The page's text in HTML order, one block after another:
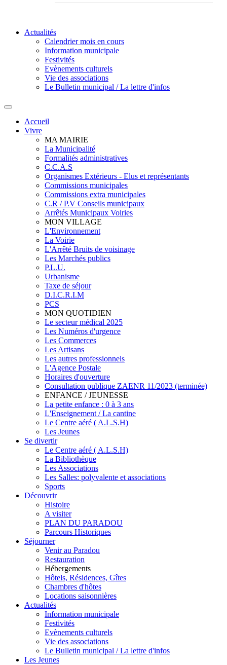
Actualités
Calendrier mois en cours
Information municipale
Festivités
Evènements culturels
Vie des associations
Le Bulletin municipal / La lettre d'infos
Accueil
Vivre
MA MAIRIE
La Municipalité
Formalités administratives
C.C.A.S
Organismes Extérieurs - Elus et représentants
Commissions municipales
Commissions extra municipales
C.R / P.V Conseils municipaux
Arrêtés Municipaux Voiries
MON VILLAGE
L'Environnement
La Voirie
L'Arrêté Bruits de voisinage
Les Marchés publics
P.L.U.
Urbanisme
Taxe de séjour
D.I.C.R.I.M
PCS
MON QUOTIDIEN
Le secteur médical 2025
Les Numéros d'urgence
Les Commerces
Les Artisans
Les autres professionnels
L'Agence Postale
Horaires d'ouverture
Consultation publique ZAENR 11/2023 (terminée)
ENFANCE / JEUNESSE
La petite enfance : 0 à 3 ans
L'Enseignement / La cantine
Le Centre aéré ( A.L.S.H)
Les Jeunes
Se divertir
Le Centre aéré ( A.L.S.H)
La Bibliothèque
Les Associations
Les Salles: polyvalente et associations
Sports
Découvrir
Histoire
A visiter
PLAN DU PARADOU
Parcours Historiques
Séjourner
Venir au Paradou
Restauration
Hébergements
Hôtels, Résidences, Gîtes
Chambres d'hôtes
Locations saisonnières
Actualités
Information municipale
Festivités
Evènements culturels
Vie des associations
Le Bulletin municipal / La lettre d'infos
Les Jeunes